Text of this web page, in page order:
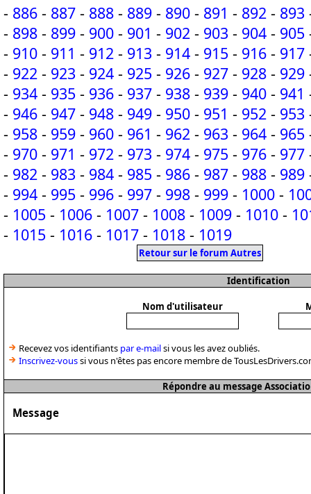
- 886 - 887 - 888 - 889 - 890 - 891 - 892 - 893
- 898 - 899 - 900 - 901 - 902 - 903 - 904 - 905
- 910 - 911 - 912 - 913 - 914 - 915 - 916 - 917
- 922 - 923 - 924 - 925 - 926 - 927 - 928 - 929
- 934 - 935 - 936 - 937 - 938 - 939 - 940 - 941
- 946 - 947 - 948 - 949 - 950 - 951 - 952 - 953
- 958 - 959 - 960 - 961 - 962 - 963 - 964 - 965
- 970 - 971 - 972 - 973 - 974 - 975 - 976 - 977
- 982 - 983 - 984 - 985 - 986 - 987 - 988 - 989
- 994 - 995 - 996 - 997 - 998 - 999 - 1000 -
- 1005 - 1006 - 1007 - 1008 - 1009 - 1010 -
- 1015 - 1016 - 1017 - 1018 - 1019
Retour sur le forum Autres
Identification
Nom d'utilisateur
Recevez vos identifiants par e-mailsi vous les avez oubliés.
Inscrivez-voussi vous n'êtes pas encore membre de
Répondre au message
Message